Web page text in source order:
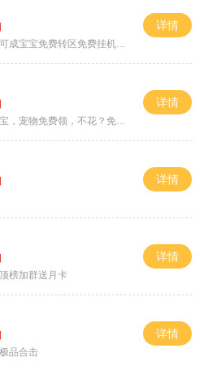
成宝宝免费转区免费挂机活动
详情
宠物免费领，不花？免费通关！
详情
详情
榜加群送月卡
详情
品合击
详情